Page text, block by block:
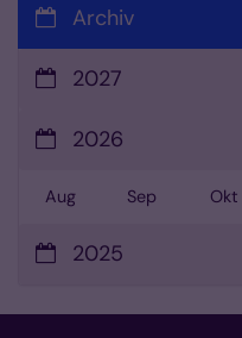
Archiv
2027
2026
Aug Sep Okt
2025